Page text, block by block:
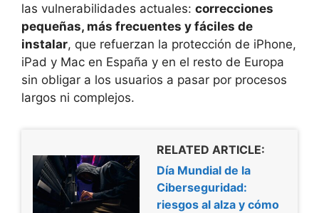
las vulnerabilidades actuales: correcciones
pequeñas, más frecuentes y fáciles de
instalar, que refuerzan la protección de iPhone,
iPad y Mac en España y en el resto de Europa
sin obligar a los usuarios a pasar por procesos
largos ni complejos.
RELATED ARTICLE:
Día Mundial de la
Ciberseguridad:
riesgos al alza y cómo